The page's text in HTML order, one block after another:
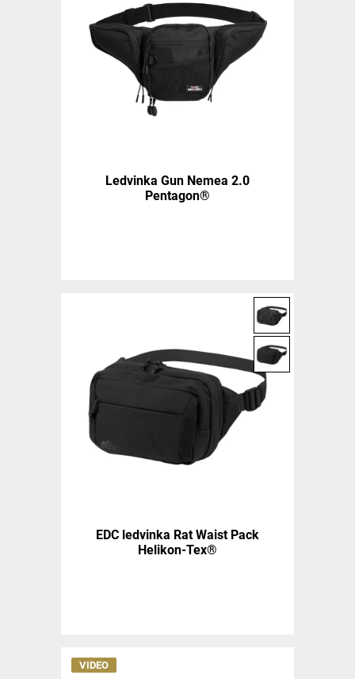
Ledvinka Gun Nemea 2.0
Pentagon®
EDC ledvinka Rat Waist Pack
Helikon-Tex®
VIDEO